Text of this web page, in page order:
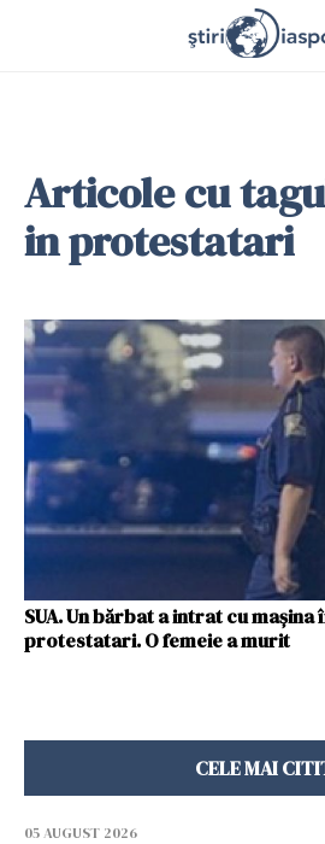
Articole cu
in protestatari
SUA. Un bărbat a intrat cu
protestatari. O femeie a murit
CELE MAI
05 AUGUST 2026